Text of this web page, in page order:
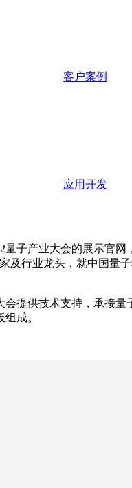
客户案例
应用开发
量子产业大会的展示官
及行业龙头，就中国量
会提供技术支持，承接
成。